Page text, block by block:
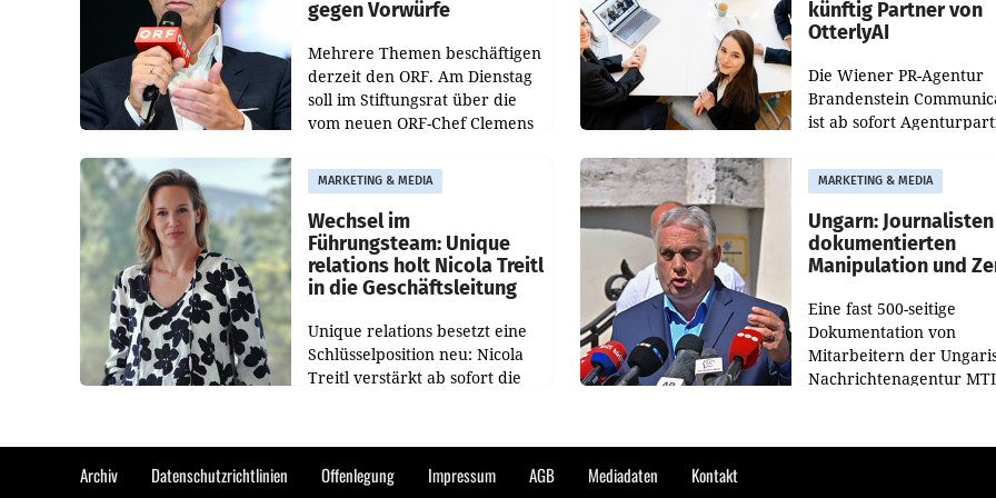
gegen Vorwürfe
Mehrere Themen beschäftigen
derzeit den ORF. Am Dienstag
soll im Stiftungsrat über die
vom neuen ORF-Chef Clemens
Besetzungen für die
Direktionen abgestimmt
werden.
künftig Partner von
OtterlyAI
Die Wiener PR-Agentur
Brandenstein
ist ab sofort
Optimierungsplattform
OtterlyAI. Damit baut die
Agentur ihr
MARKETING & MEDIA
Wechsel im
Führungsteam: Unique
relations holt Nicola Treitl
in die Geschäftsleitung
Unique relations besetzt eine
Schlüsselposition neu: Nicola
Treitl verstärkt ab sofort die
Josef Kalina und Anna Kalina-
Mahr.
MARKETING & MEDIA
Ungarn: Journalisten
dokumentierten
Manipulation und
Eine fast 500-seitige
Dokumentation von
Mitarbeitern der
Nachrichtenagentur
der Agentur während
Archiv Datenschutzrichtlinien Offenlegung Impressum AGB Mediadaten Kontakt